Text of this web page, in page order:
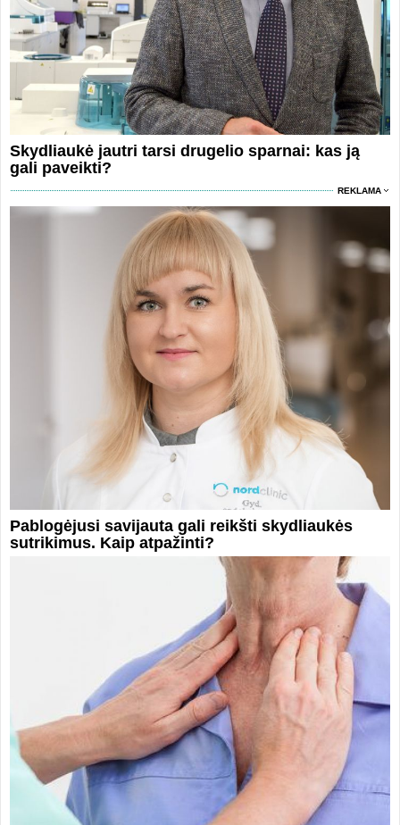
Skydliaukė jautri tarsi drugelio sparnai: kas ją
gali paveikti?
REKLAMA
Pablogėjusi savijauta gali reikšti skydliaukės
sutrikimus. Kaip atpažinti?